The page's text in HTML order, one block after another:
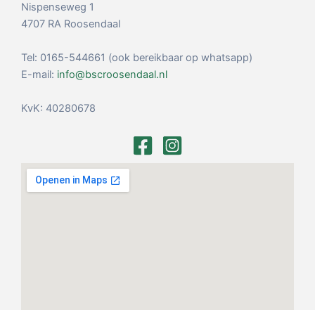
Nispenseweg 1
4707 RA Roosendaal
Tel: 0165-544661 (ook bereikbaar op whatsapp)
E-mail: info@bscroosendaal.nl
KvK: 40280678